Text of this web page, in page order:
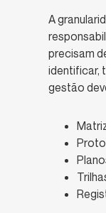
A
precisam
identificar,
gestão